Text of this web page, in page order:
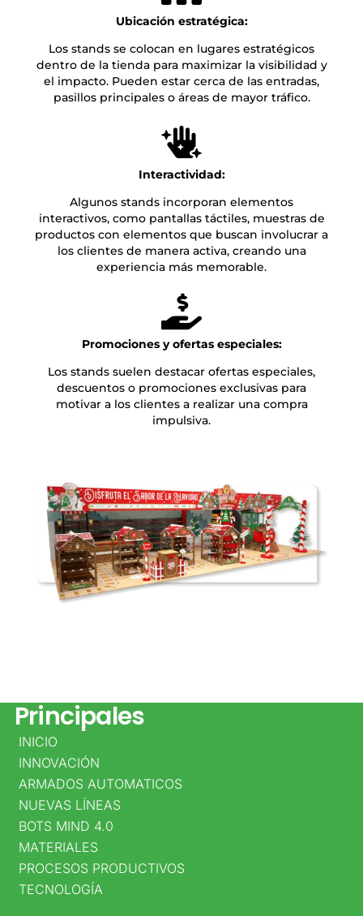
Ubicación estratégica:
Los stands se colocan en lugares estratégicos
dentro de la tienda para maximizar la visibilidad y
el impacto. Pueden estar cerca de las entradas,
pasillos principales o áreas de mayor tráfico.
Interactividad:
Algunos stands incorporan elementos
interactivos, como pantallas táctiles, muestras de
productos con elementos que buscan involucrar a
los clientes de manera activa, creando una
experiencia más memorable.
Promociones y ofertas especiales:
Los stands suelen destacar ofertas especiales,
descuentos o promociones exclusivas para
motivar a los clientes a realizar una compra
impulsiva.
Datos
DIRECCIÓN
PRINCIPAL
CALLE
25D
NO.
Principales
INICIO
INNOVACIÓN
ARMADOS AUTOMATICOS
NUEVAS LÍNEAS
BOTS MIND 4.0
MATERIALES
PROCESOS PRODUCTIVOS
TECNOLOGÍA